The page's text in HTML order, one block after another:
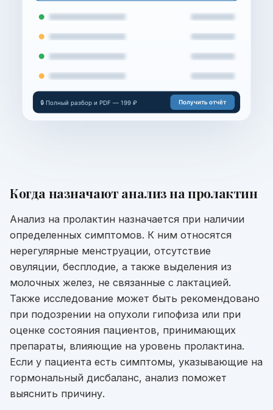
🔒 Полный разбор и PDF — 199 ₽ Получить отчёт
Когда назначают анализ на пролактин
Анализ на пролактин назначается при наличии
определенных симптомов. К ним относятся
нерегулярные менструации, отсутствие
овуляции, бесплодие, а также выделения из
молочных желез, не связанные с лактацией.
Также исследование может быть рекомендовано
при подозрении на опухоли гипофиза или при
оценке состояния пациентов, принимающих
препараты, влияющие на уровень пролактина.
Если у пациента есть симптомы, указывающие на
гормональный дисбаланс, анализ поможет
выяснить причину.